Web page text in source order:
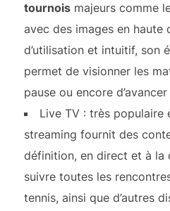
tournoismajeurs comme
avec des images en haute
d’utilisation et intuitif, son
permet de visionner les
pause ou encore
Live TV : très populaire
streaming fournit des
définition, en direct et à la
suivre toutes les
tennis, ainsi que d’autres